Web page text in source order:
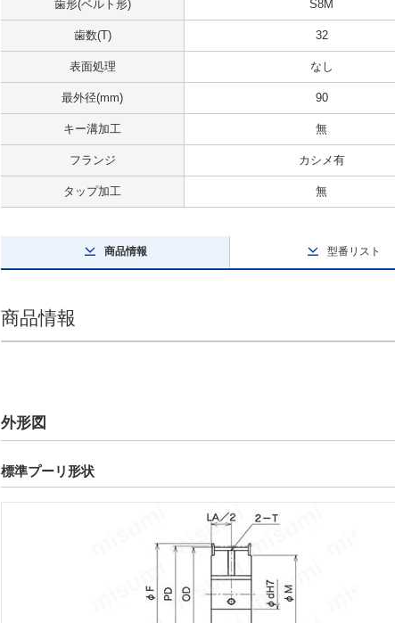
歯形(ベルト形) S8M
歯数(T) 32
表面処理 なし
最外径(mm) 90
キー溝加工 無
フランジ カシメ有
タップ加工 無
商品情報 型番リスト
商品情報
外形図
標準プーリ形状